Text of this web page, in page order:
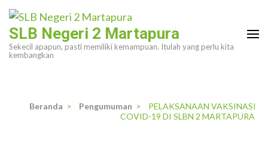
Lompat
konten
(Tekan
SLB Negeri 2 Martapura
Sekecil apapun, pasti memiliki kemampuan. Itulah yang perlu kita
kembangkan
Beranda > Pengumuman >
PELAKSANAAN VAKSINASI
COVID-19 DI SLBN 2 MARTAPURA